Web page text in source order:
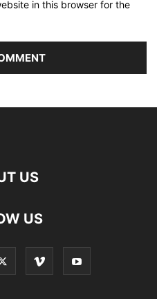
in this browser for the
US
US